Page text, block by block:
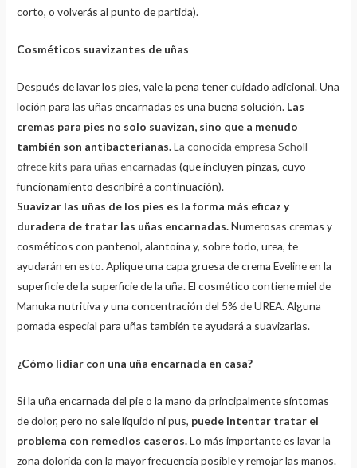
corto, o volverás al punto de partida).
Cosméticos suavizantes de uñas
Después de lavar los pies, vale la pena tener cuidado adicional. Una
loción para las uñas encarnadas es una buena solución. Las
cremas para pies no solo suavizan, sino que a menudo
también son antibacterianas.La conocida empresa Scholl
ofrece kits para uñas encarnadas (que incluyen pinzas, cuyo
funcionamiento describiré a continuación).
Suavizar las uñas de los pies es la forma más eficaz y
duradera de tratar las uñas encarnadas.Numerosas cremas y
cosméticos con pantenol, alantoína y, sobre todo, urea, te
ayudarán en esto. Aplique una capa gruesa de crema Eveline en la
superficie de la superficie de la uña. El cosmético contiene miel de
Manuka nutritiva y una concentración del 5% de UREA. Alguna
pomada especial para uñas también te ayudará a suavizarlas.
¿Cómo lidiar con una uña encarnada en casa?
Si la uña encarnada del pie o la mano da principalmente síntomas
de dolor, pero no sale líquido ni pus, puede intentar tratar el
problema con remedios caseros.Lo más importante es lavar la
zona dolorida con la mayor frecuencia posible y remojar las manos.